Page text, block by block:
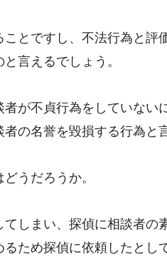
とですし、不法行為と評
言えるでしょう。
が不貞行為をしていない
の名誉を毀損する行為と
うだろうか。
しまい、探偵に相談者の
ため探偵に依頼したとし